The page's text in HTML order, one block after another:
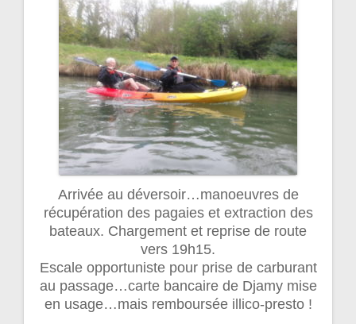
Arrivée au déversoir…manoeuvres de
récupération des pagaies et extraction des
bateaux. Chargement et reprise de route
vers 19h15.
Escale opportuniste pour prise de carburant
au passage…carte bancaire de Djamy mise
en usage…mais remboursée illico-presto !